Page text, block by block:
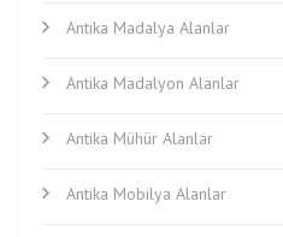
Antika Madalya Alanlar
Antika Madalyon Alanlar
Antika Mühür Alanlar
Antika Mobilya Alanlar